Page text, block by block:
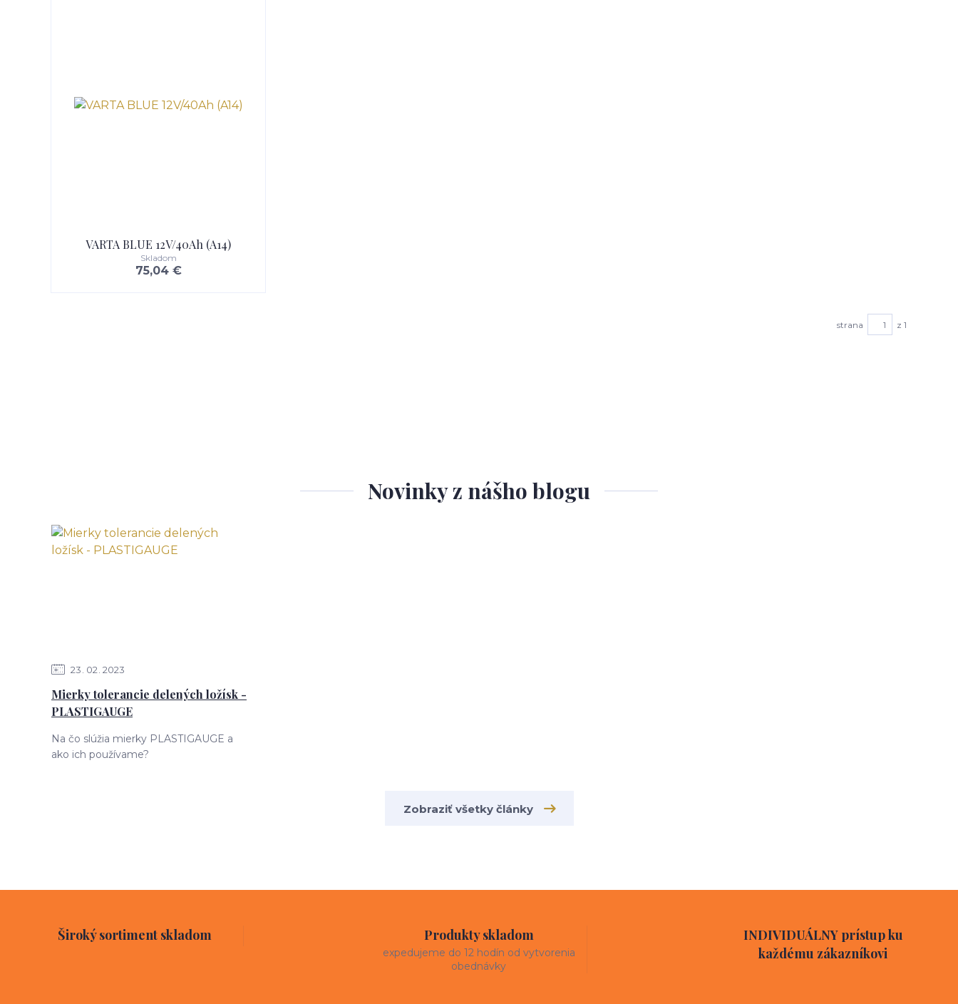
VARTA BLUE 12V/40Ah (A14)
75,04 €
Skladom
strana z 1
Novinky z nášho blogu
23 02 2023
Mierky tolerancie delených ložísk -
PLASTIGAUGE
Na čo slúžia mierky PLASTIGAUGE a
ako ich používame?
Zobraziť všetky články
Široký sortiment skladom Produkty skladom
expedujeme do 12 hodín od vytvorenia
obednávky
INDIVIDUÁLNY prístup ku
každému zákazníkovi